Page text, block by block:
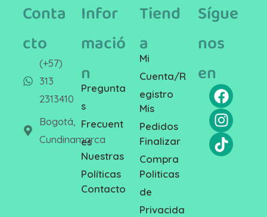
Conta
cto
(+57)
313
2313410
Bogotá,
Cundinamarca
Infor
mació
n
Pregunta
s
Frecuent
es
Nuestras
Políticas
Contacto
Tiend
a
Mi
Cuenta/R
egistro
Mis
Pedidos
Finalizar
Compra
Politicas
de
Privacida
Sígue
nos
en